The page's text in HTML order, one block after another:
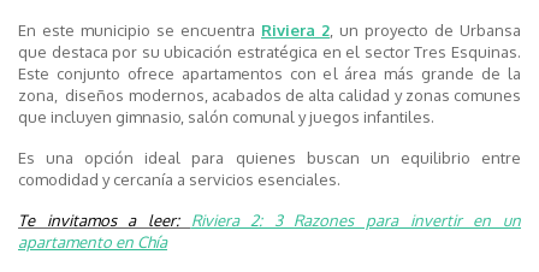
En este municipio se encuentra Riviera 2 un proyecto de Urbansa
que destaca por su ubicación estratégica en el sector Tres Esquinas.
Este conjunto ofrece apartamentos con el área más grande de la
zona, diseños modernos, acabados de alta calidad y zonas comunes
que incluyen gimnasio, salón comunal y juegos infantiles.
Es una opción ideal para quienes buscan un equilibrio entre
comodidad y cercanía a servicios esenciales.
Te invitamos a leer: Riviera 2: 3 Razones para invertir en un
apartamento en Chía